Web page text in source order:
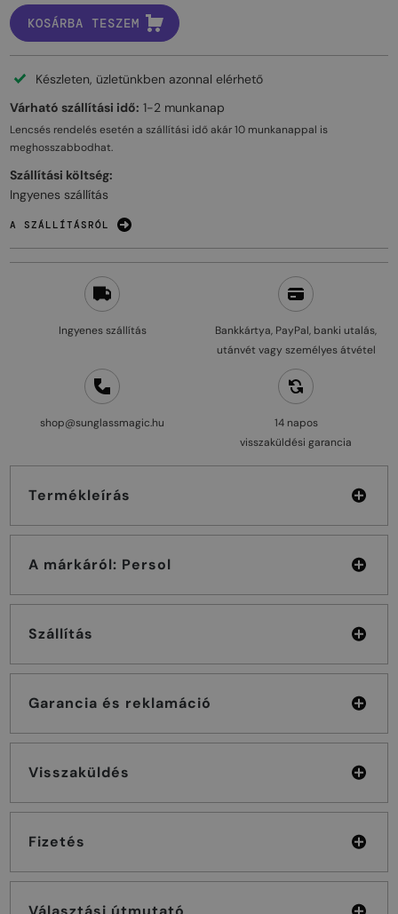
Ingyenes szállítás
Bankkártya, PayPal, banki utalás,
utánvét vagy személyes átvétel
shop@sunglassmagic.hu
14 napos
visszaküldési garancia
Termékleírás
A márkáról: Persol
Szállítás
Garancia és reklamáció
Visszaküldés
Fizetés
KOSÁRBA TESZEM
Készleten, üzletünkben azonnal elérhető
Várható szállítási idő: 1-2 munkanap
Lencsés rendelés esetén a szállítási idő akár10 munkanappal is
meghosszabbodhat.
Szállítási költség:
Ingyenes szállítás
A SZÁLLÍTÁSRÓL